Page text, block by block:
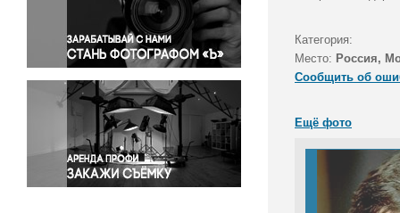
Правосудие
Происшествия и конфликты
Религия
Светская жизнь
Спорт
Экология
Экономика и бизнес
Категория:
Место: Россия,
Сообщить об
Ещё фото